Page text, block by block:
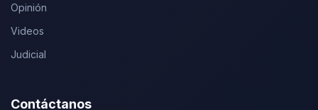
Opinión
Videos
Judicial
Contáctanos